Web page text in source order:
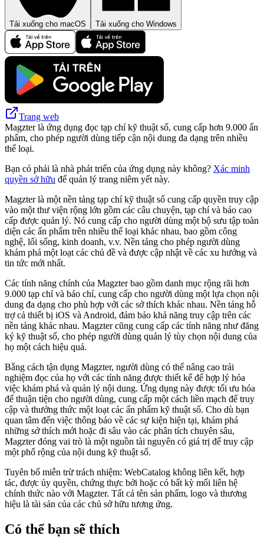
Tải xuống cho macOS Tải xuống cho Windows
Trang web
Magzter là ứng dụng đọc tạp chí kỹ thuật số, cung cấp hơn 9.000 ấn
phẩm, cho phép người dùng tiếp cận nội dung đa dạng trên nhiều
thể loại.
Bạn có phải là nhà phát triển của ứng dụng này không? Xác minh
quyền sở hữu để quản lý trang niêm yết này.
Magzter là một nền tảng tạp chí kỹ thuật số cung cấp quyền truy cập
vào một thư viện rộng lớn gồm các câu chuyện, tạp chí và báo cao
cấp được quản lý. Nó cung cấp cho người dùng một bộ sưu tập toàn
diện các ấn phẩm trên nhiều thể loại khác nhau, bao gồm công
nghệ, lối sống, kinh doanh, v.v. Nền tảng cho phép người dùng
khám phá một loạt các chủ đề và được cập nhật về các xu hướng và
tin tức mới nhất.
Các tính năng chính của Magzter bao gồm danh mục rộng rãi hơn
9.000 tạp chí và báo chí, cung cấp cho người dùng một lựa chọn nội
dung đa dạng cho phù hợp với các sở thích khác nhau. Nền tảng hỗ
trợ cả thiết bị iOS và Android, đảm bảo khả năng truy cập trên các
nền tảng khác nhau. Magzter cũng cung cấp các tính năng như đăng
ký kỹ thuật số, cho phép người dùng quản lý tùy chọn nội dung của
họ một cách hiệu quả.
Bằng cách tận dụng Magzter, người dùng có thể nâng cao trải
nghiệm đọc của họ với các tính năng được thiết kế để hợp lý hóa
việc khám phá và quản lý nội dung. Ứng dụng này được tối ưu hóa
để thuận tiện cho người dùng, cung cấp một cách liền mạch để truy
cập và thưởng thức một loạt các ấn phẩm kỹ thuật số. Cho dù bạn
quan tâm đến việc thông báo về các sự kiện hiện tại, khám phá
những sở thích mới hoặc đi sâu vào các phân tích chuyên sâu,
Magzter đóng vai trò là một nguồn tài nguyên có giá trị để truy cập
một phổ rộng của nội dung kỹ thuật số.
Tuyên bố miễn trừ trách nhiệm: WebCatalog không liên kết, hợp
tác, được ủy quyền, chứng thực bởi hoặc có bất kỳ mối liên hệ
chính thức nào với Magzter. Tất cả tên sản phẩm, logo và thương
hiệu là tài sản của các chủ sở hữu tương ứng.
Có thể bạn sẽ thích